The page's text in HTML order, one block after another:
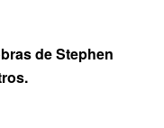
de Stephen